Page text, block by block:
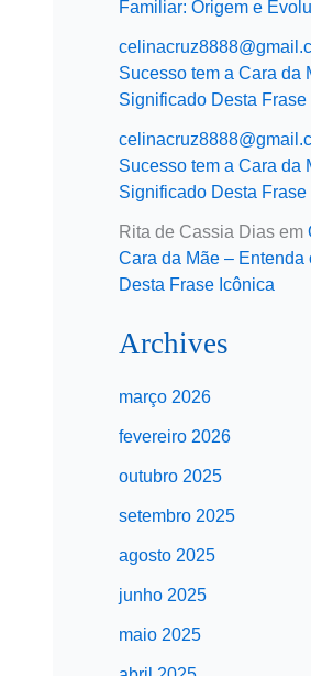
Familiar: Origem e
Sucesso tem a Cara da
Significado Desta Frase
Sucesso tem a Cara da
Significado Desta Frase
Rita de Cassia Dias em
Cara da Mãe – Entenda
Desta Frase Icônica
Archives
março 2026
fevereiro 2026
outubro 2025
setembro 2025
agosto 2025
junho 2025
maio 2025